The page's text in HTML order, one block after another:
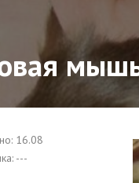
16.08
---